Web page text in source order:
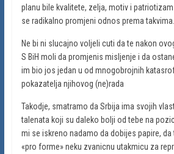
planu bile kvalitete, zelja, motiv i
se radikalno promjeni odnos prema takvima.
Ne bi ni slucajno voljeli cuti da te nakon
S BiH moli da promjenis misljenje i da
im bio jos jedan u od mnogobrojnih
pokazatelja njihovog (ne)rada
Takodje, smatramo da Srbija ima svojih
talenata koji su daleko bolji od tebe na
mi se iskreno nadamo da dobijes papire,
«pro forme» neku zvanicnu utakmicu za